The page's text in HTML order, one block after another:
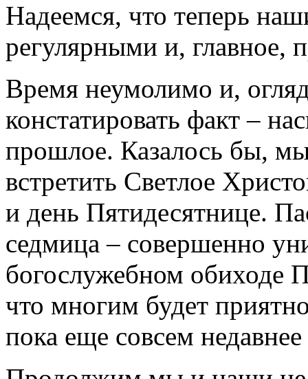
Надеемся, что теперь
регулярными и, главное,
Время неумолимо и,
констатировать факт –
прошлое. Казалось бы,
встретить Светлое
и день Пятидесятнице.
седмица – совершенно
богослужебном обиходе
что многим будет
пока еще совсем